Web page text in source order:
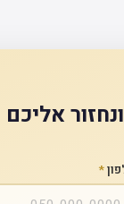
אליכם
*